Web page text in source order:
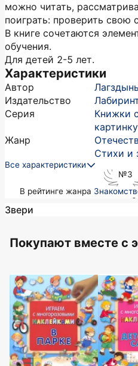
можно читать,
поиграть: проверить свою
В книге сочетаются
обучения.
Для детей 2-5 лет.
Характеристики
Автор
Издательство
Серия
Книжки
картинку
Жанр
Стихи и
Все характеристики
№3
в рейтинге жанра
августе
Звери
Покупают вместе c